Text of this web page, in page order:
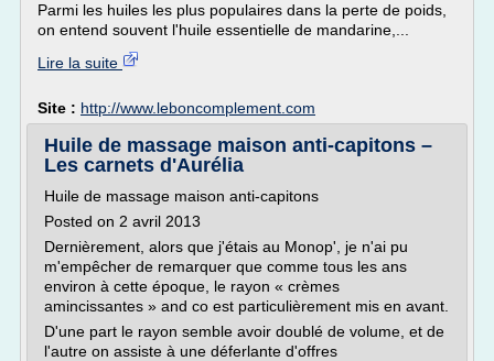
Parmi les huiles les plus populaires dans la perte de poids,
on entend souvent l'huile essentielle de mandarine,...
Lire la suite
Site : http://www.leboncomplement.com
Huile de massage maison anti-capitons –
Les carnets d'Aurélia
Huile de massage maison anti-capitons
Posted on 2 avril 2013
Dernièrement, alors que j'étais au Monop', je n'ai pu
m'empêcher de remarquer que comme tous les ans
environ à cette époque, le rayon « crèmes
amincissantes » and co est particulièrement mis en avant.
D'une part le rayon semble avoir doublé de volume, et de
l'autre on assiste à une déferlante d'offres